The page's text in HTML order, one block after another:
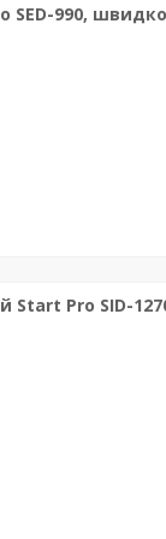
990,
Pro SID-